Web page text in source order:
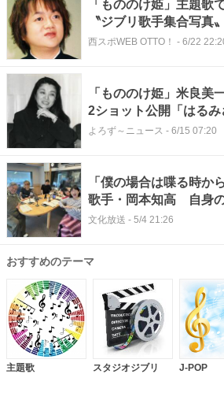
「もののけ姫」主題
〝ジブリ歌手集合写真
派手なのに全然お顔が
西スポWEB OTTO！ - 6/22
「もののけ姫」米良
2ショット公開「はる
撮りましょ、、て！」
よろず～ニュース - 6/15 07:20
「僕の場合は喋る時か
歌手・岡本知高 自身
文化放送 - 5/4 21:26
おすすめのテーマ
主題歌 スタジオジブリ J-POP